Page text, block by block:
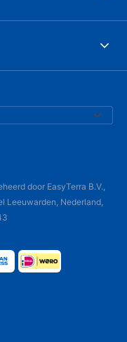
door EasyTerra B.V.,
Leeuwarden, Nederland,